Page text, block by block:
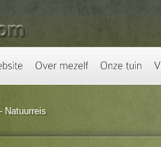
Natuurreis